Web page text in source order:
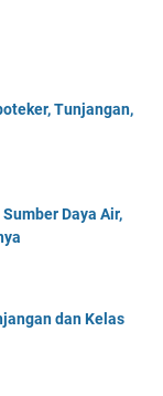
Tunjangan,
Daya Air,
dan Kelas